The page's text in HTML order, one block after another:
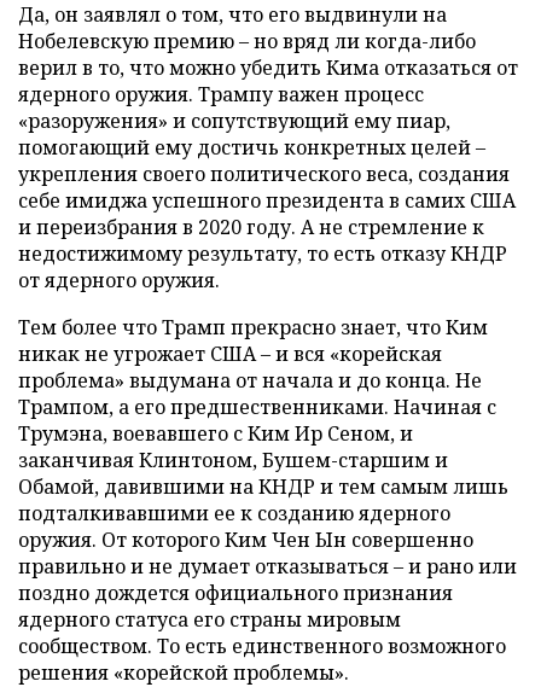
Да, он заявлял о том, что его выдвинули на
Нобелевскую премию – но вряд ли когда-либо
верил в то, что можно убедить Кима отказаться от
ядерного оружия. Трампу важен процесс
«разоружения» и сопутствующий ему пиар,
помогающий ему достичь конкретных целей –
укрепления своего политического веса, создания
себе имиджа успешного президента в самих США
и переизбрания в 2020 году. А не стремление к
недостижимому результату, то есть отказу КНДР
от ядерного оружия.
Тем более что Трамп прекрасно знает, что Ким
никак не угрожает США – и вся «корейская
проблема» выдумана от начала и до конца. Не
Трампом, а его предшественниками. Начиная с
Трумэна, воевавшего с Ким Ир Сеном, и
заканчивая Клинтоном, Бушем-старшим и
Обамой, давившими на КНДР и тем самым лишь
подталкивавшими ее к созданию ядерного
оружия. От которого Ким Чен Ын совершенно
правильно и не думает отказываться – и рано или
поздно дождется официального признания
ядерного статуса его страны мировым
сообществом. То есть единственного возможного
решения «корейской проблемы».